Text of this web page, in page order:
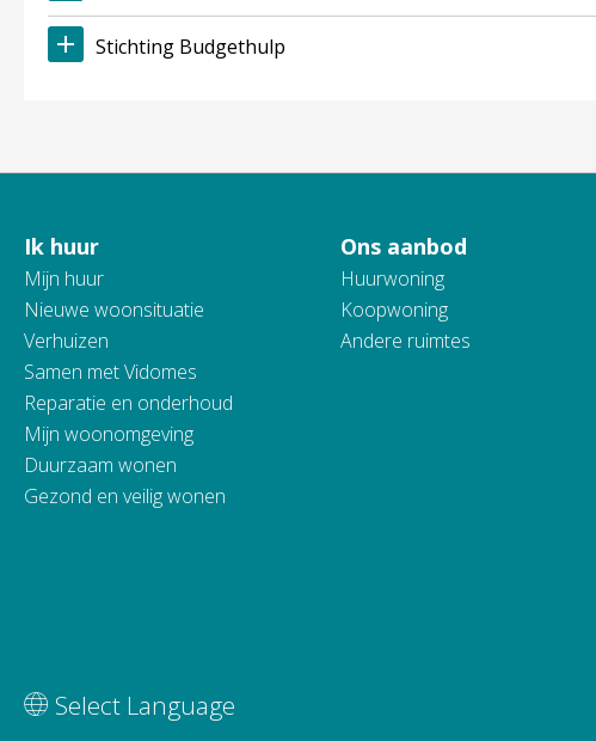
Stichting Budgethulp
Contactinformatie
Ik huur
Mijn huur
Nieuwe woonsituatie
Verhuizen
Samen met Vidomes
Reparatie en onderhoud
Mijn woonomgeving
Duurzaam wonen
Gezond en veilig wonen
Ons aanbod
Huurwoning
Koopwoning
Andere ruimtes
Vertaal deze pagina
Select Language